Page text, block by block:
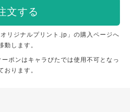
文する
リジナルプリント.jp」の購入ページへ
動します。
ーポンはキャラぴたでは使用不可となっ
おります。